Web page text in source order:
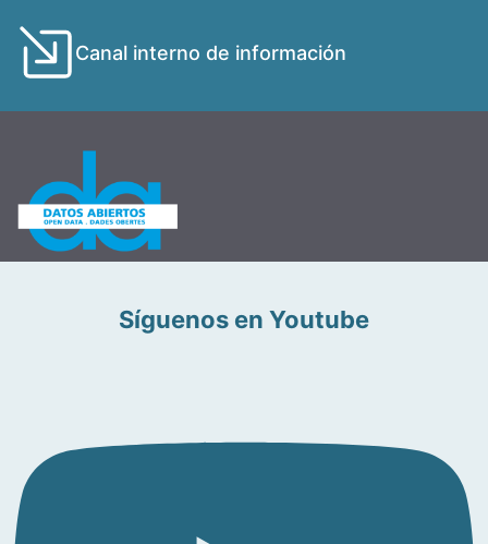
Canal interno de información
Síguenos en Youtube